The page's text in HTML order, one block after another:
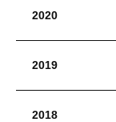
2020
2019
2018